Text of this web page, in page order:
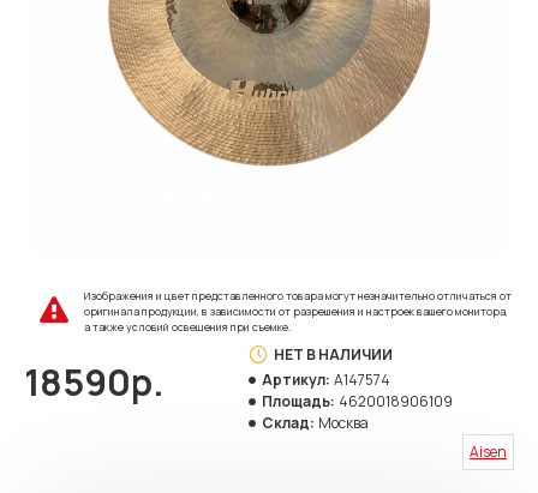
Изображения и цвет представленного товара могут незначительно отличаться от
оригинала продукции, в зависимости от разрешения и настроек вашего монитора,
а также условий освещения при съемке.
18590р.
НЕТ В НАЛИЧИИ
Артикул: A147574
Площадь: 4620018906109
Склад: Москва
Aisen